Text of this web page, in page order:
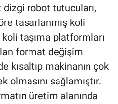
robot tutucuları,
tasarlanmış koli
taşıma platformları
format değişim
kısaltıp makinanın çok
olmasını sağlamıştır.
üretim alanında